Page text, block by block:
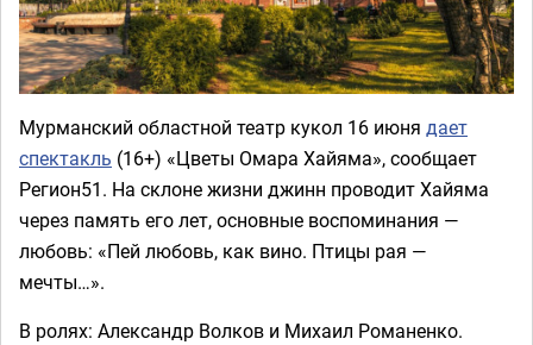
Мурманский областной театр кукол 16 июня дает
спектакль (16+) «Цветы Омара Хайяма», сообщает
Регион51. На склоне жизни джинн проводит Хайяма
через память его лет, основные воспоминания —
любовь: «Пей любовь, как вино. Птицы рая —
мечты…».
В ролях: Александр Волков и Михаил Романенко.